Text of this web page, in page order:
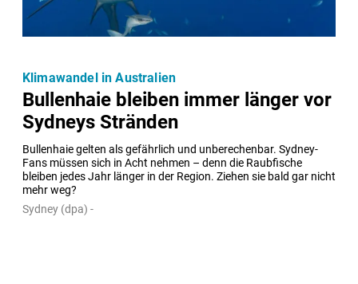
Bullenhaie bleiben immer länger vor
Sydneys Stränden
Bullenhaie gelten als gefährlich und unberechenbar. Sydney-
Fans müssen sich in Acht nehmen – denn die Raubfische
bleiben jedes Jahr länger in der Region. Ziehen sie bald gar nicht
mehr weg?
Klimawandel in Australien
Sydney (dpa) -